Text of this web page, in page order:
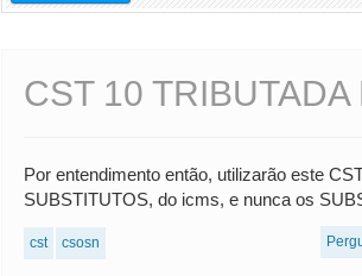
CST 10 TRIBUTADA
Por entendimento então, utilizarão este
SUBSTITUTOS, do icms, e nunca os
cst csosn